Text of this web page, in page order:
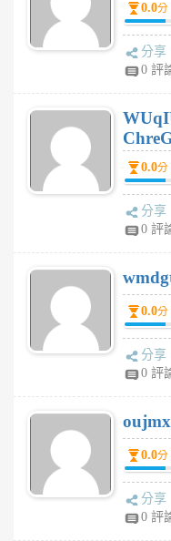
0.0分
分享
0 評
dY0.0分
分享
0 評
0.0分
分享
0 評
0.0分
分享
0 評